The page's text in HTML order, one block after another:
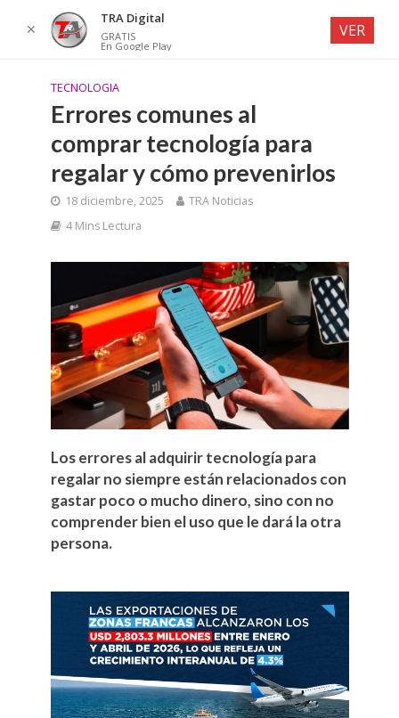
TECNOLOGIA
Errores comunes al
comprar tecnología para
regalar y cómo prevenirlos
18 diciembre, 2025
TRA Noticias
4 Mins Lectura
Los errores al adquirir tecnología para
regalar no siempre están relacionados con
gastar poco o mucho dinero, sino con no
comprender bien el uso que le dará la otra
persona.
✕
TRA Digital
GRATIS
En Google Play
VER